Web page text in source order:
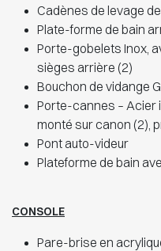
Cadènes de levage
Plate-forme de bain
Porte-gobelets Inox,
sièges arrière (2)
Bouchon de vidange
Porte-cannes – Acier
monté sur canon (2),
Pont auto-videur
Plateforme de bain
CONSOLE
Pare-brise en